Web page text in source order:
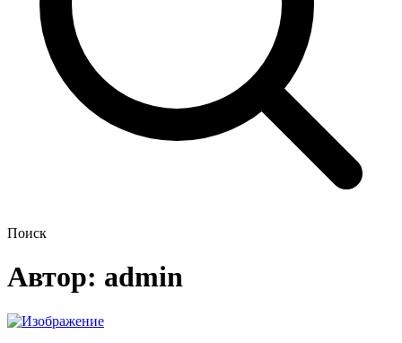
Поиск
Автор: admin